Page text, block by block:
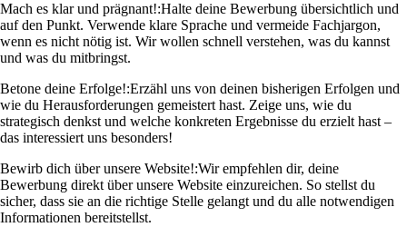
Mach es klar und prägnant!:Halte deine Bewerbung übersichtlich und
auf den Punkt. Verwende klare Sprache und vermeide Fachjargon,
wenn es nicht nötig ist. Wir wollen schnell verstehen, was du kannst
und was du mitbringst.
Betone deine Erfolge!:Erzähl uns von deinen bisherigen Erfolgen und
wie du Herausforderungen gemeistert hast. Zeige uns, wie du
strategisch denkst und welche konkreten Ergebnisse du erzielt hast –
das interessiert uns besonders!
Bewirb dich über unsere Website!:Wir empfehlen dir, deine
Bewerbung direkt über unsere Website einzureichen. So stellst du
sicher, dass sie an die richtige Stelle gelangt und du alle notwendigen
Informationen bereitstellst.